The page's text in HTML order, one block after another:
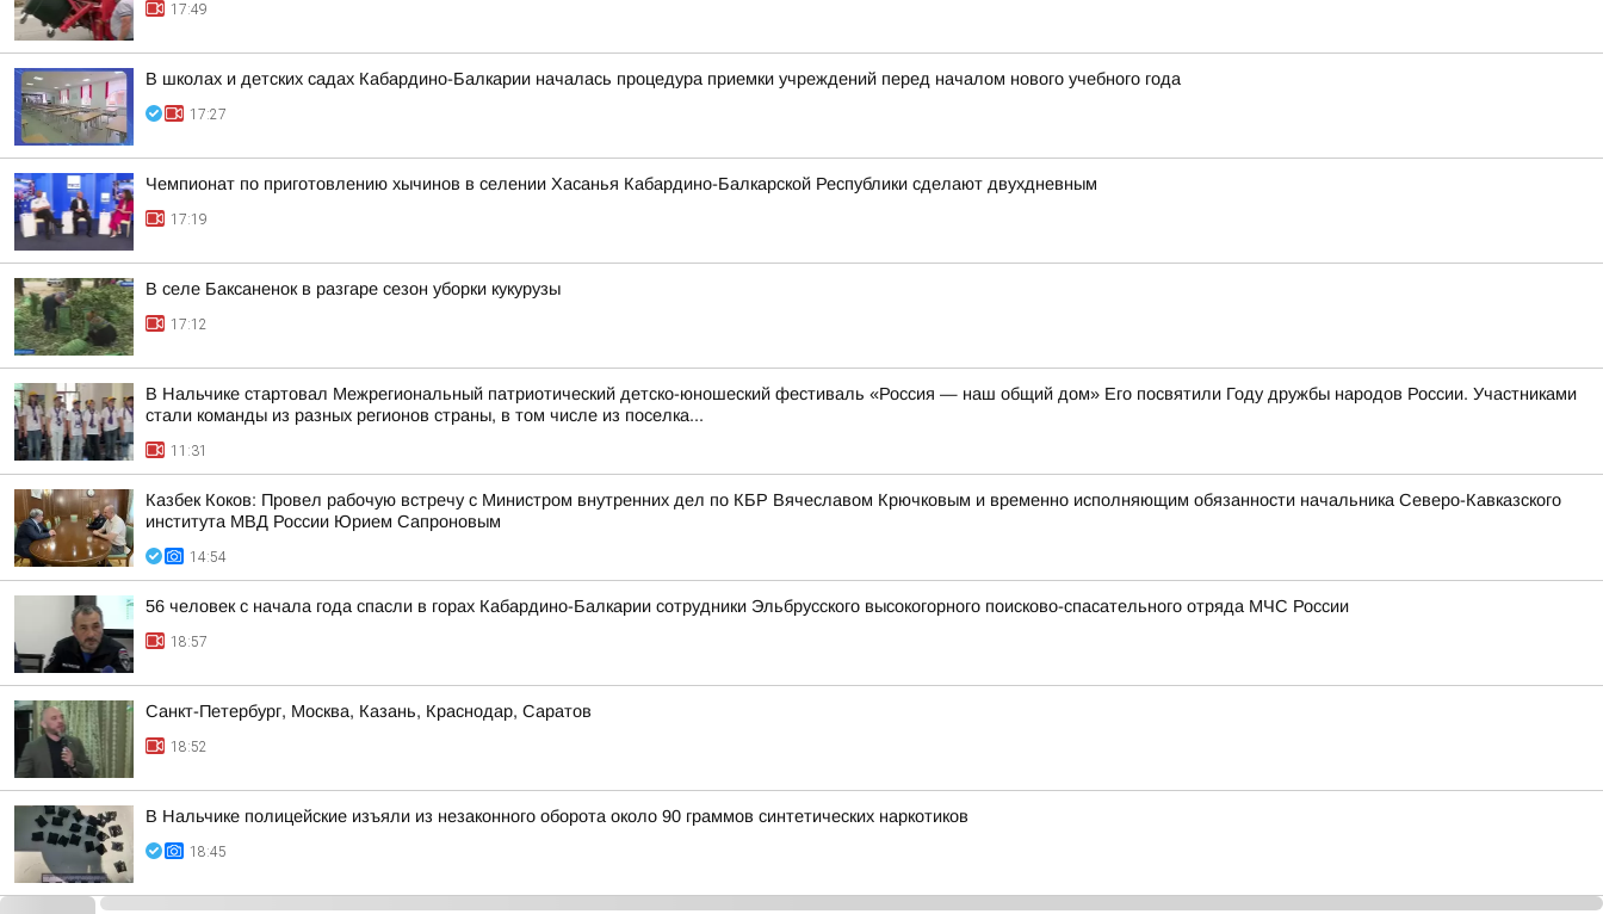
17:49
В школах и детских садах Кабардино-Балкарии началась процедура приемки учреждений перед началом нового учебного года
17:27
Чемпионат по приготовлению хычинов в селении Хасанья Кабардино-Балкарской Республики сделают двухдневным
17:19
В селе Баксаненок в разгаре сезон уборки кукурузы
17:12
В Нальчике стартовал Межрегиональный патриотический детско-юношеский фестиваль «Россия — наш общий дом» Его посвятили Году дружбы народов России. Участниками
стали команды из разных регионов страны, в том числе из поселка...
11:31
Казбек Коков: Провел рабочую встречу с Министром внутренних дел по КБР Вячеславом Крючковым и временно исполняющим обязанности начальника Северо-Кавказского
института МВД России Юрием Сапроновым
14:54
56 человек с начала года спасли в горах Кабардино-Балкарии сотрудники Эльбрусского высокогорного поисково-спасательного отряда МЧС России
18:57
Санкт-Петербург, Москва, Казань, Краснодар, Саратов
18:52
В Нальчике полицейские изъяли из незаконного оборота около 90 граммов синтетических наркотиков
18:45